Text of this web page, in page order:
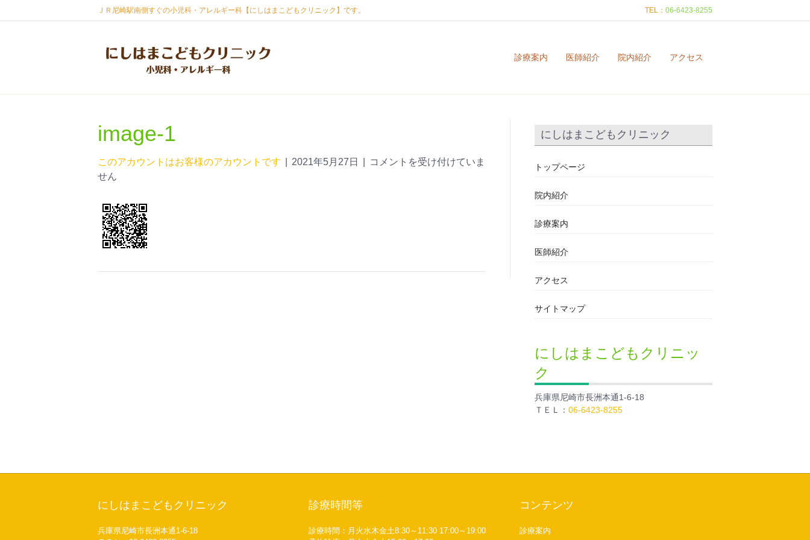
ＪＲ尼崎駅南側すぐの小児科・アレルギー科【にしはまこどもクリニック】です。 TEL： 06-6423-8255
診療案内 医師紹介 院内紹介 アクセス
image-1
このアカウントはお客様のアカウントです 2021年5月27日
コメントを受け付けていま
せん
にしはまこどもクリニック
トップページ
院内紹介
診療案内
医師紹介
アクセス
サイトマップ
にしはまこどもクリニッ
ク
兵庫県尼崎市長洲本通1-6-18
ＴＥＬ： 06-6423-8255
にしはまこどもクリニック
兵庫県尼崎市長洲本通1-6-18
診療時間等
診療時間：月火水木金土8:30～11:30 17:00～19:00
コンテンツ
診療案内